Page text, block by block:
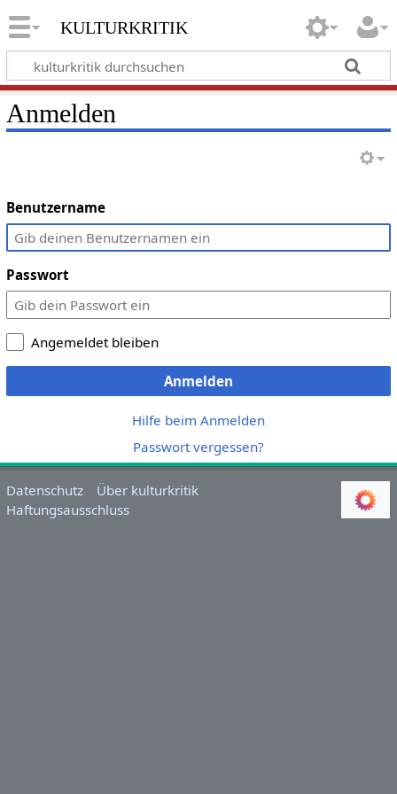
kulturkritik
Anmelden
Benutzername
Passwort
Angemeldet bleiben
Anmelden
Hilfe beim Anmelden
Passwort vergessen?
Datenschutz
Über kulturkritik
Haftungsausschluss